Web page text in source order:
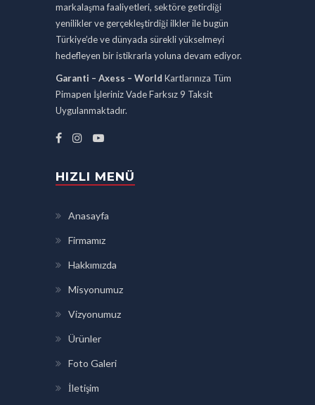
markalaşma faaliyetleri, sektöre getirdiği
yenilikler ve gerçekleştirdiği ilkler ile bugün
Türkiye’de ve dünyada sürekli yükselmeyi
hedefleyen bir istikrarla yoluna devam ediyor.
Garanti – Axess – World Kartlarınıza Tüm
Pimapen İşleriniz Vade Farksız 9 Taksit
Uygulanmaktadır.
HIZLI MENÜ
Anasayfa
Firmamız
Hakkımızda
Misyonumuz
Vizyonumuz
Ürünler
Foto Galeri
İletişim